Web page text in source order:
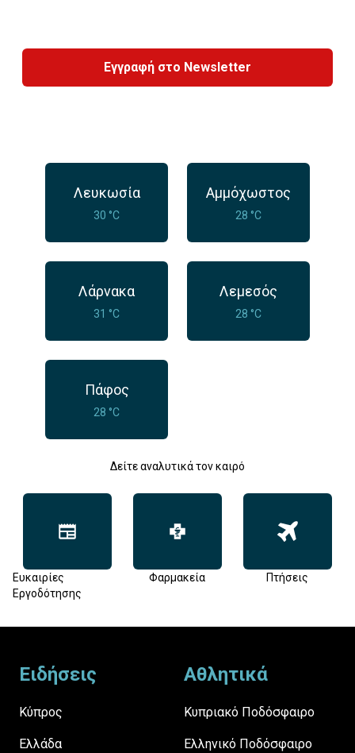
Εγγραφή στο Newsletter
Λευκωσία
30 °C
Αμμόχωστος
28 °C
Λάρνακα
31 °C
Λεμεσός
28 °C
Πάφος
28 °C
Δείτε αναλυτικά τον καιρό
Ευκαιρίες
Εργοδότησης
Φαρμακεία Πτήσεις
Ειδήσεις
Κύπρος
Ελλάδα
Αθλητικά
Κυπριακό Ποδόσφαιρο
Ελληνικό Ποδόσφαιρο